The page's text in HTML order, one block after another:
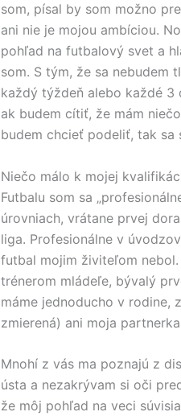
som, písal by som možno
ani nie je mojou ambíciou.
pohľad na futbalový svet a
som. S tým, že sa nebudem
každý týždeň alebo každé 3
ak budem cítiť, že mám
budem chcieť podeliť, tak sa
Niečo málo k mojej
Futbalu som sa
úrovniach, vrátane prvej
liga. Profesionálne v
futbal mojim živiteľom
trénerom mládeľe, bývalý
máme jednoducho v rodine,
zmierená) ani moja
Mnohí z vás ma poznajú z
ústa a nezakrývam si oči
že môj pohľad na veci